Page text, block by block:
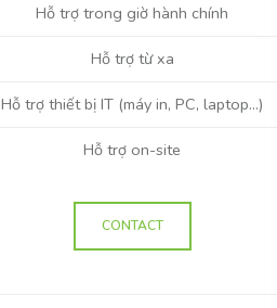
Hỗ trợ trong giờ hành chính
Hỗ trợ từ xa
Hỗ trợ thiết bị IT (máy in, PC, laptop…)
Hỗ trợ on-site
CONTACT